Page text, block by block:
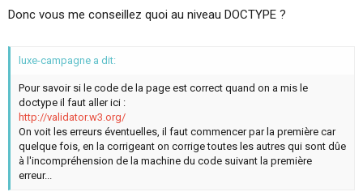
nécessite d'utiliser des balises "autofermantes" (je ne sais pas
minuscules.
Avec un doctype d'autrefois ce n'est pas obligé.
Il est fortement recommandé d'avoir un doctype pour être conforme
aux normes w3c.
Donc vous me conseillez quoi au niveau DOCTYPE ?
luxe-campagne a dit:
Pour savoir si le code de la page est correct quand on a mis le
doctype il faut aller ici :
http://validator.w3.org/
On voit les erreurs éventuelles, il faut commencer par la première car
quelque fois, en la corrigeant on corrige toutes les autres qui sont dûe
à l'incompréhension de la machine du code suivant la première
erreur...